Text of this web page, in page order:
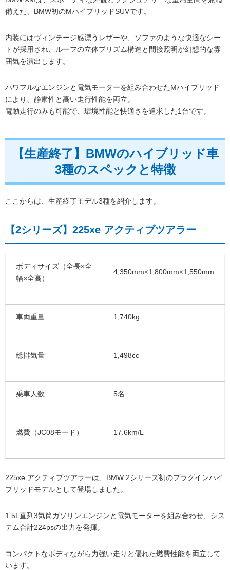
備えた、BMW初のMハイブリッドSUVです。
内装にはヴィンテージ感漂うレザーや、ソファのような快適なシー
トが採用され、ルーフの立体プリズム構造と間接照明が幻想的な雰
囲気を演出します。
パワフルなエンジンと電気モーターを組み合わせたMハイブリッド
により、静粛性と高い走行性能を両立。
電動走行のみも可能で、環境性能と快適さを追求した1台です。
【生産終了】BMWのハイブリッド車
3種のスペックと特徴
ここからは、生産終了モデル3種を紹介します。
【2シリーズ】225xe アクティブツアラー
ボディサイズ（全長×全
幅×全高）
4,350mm×1,800mm×1,550mm
車両重量 1,740kg
総排気量 1,498cc
乗車人数 5名
燃費（JC08モード） 17.6km/L
225xe アクティブツアラーは、BMW 2シリーズ初のプラグインハイ
ブリッドモデルとして登場しました。
1.5L直列3気筒ガソリンエンジンと電気モーターを組み合わせ、シス
テム合計224psの出力を発揮。
コンパクトなボディながら力強い走りと優れた燃費性能を両立して
います。